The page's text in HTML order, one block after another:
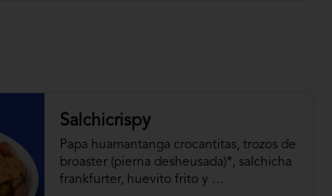
Salchicrispy
Papa huamantanga crocantitas, trozos de
broaster (pierna desheusada)*, salchicha
frankfurter, huevito frito y